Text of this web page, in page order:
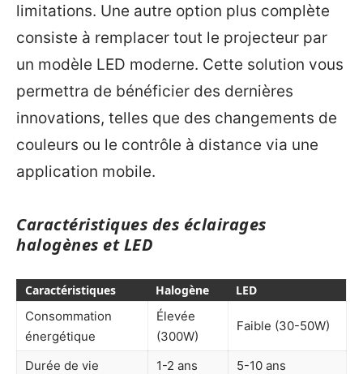
limitations. Une autre option plus complète
consiste à remplacer tout le projecteur par
un modèle LED moderne. Cette solution vous
permettra de bénéficier des dernières
innovations, telles que des changements de
couleurs ou le contrôle à distance via une
application mobile.
Caractéristiques des éclairages
halogènes et LED
Caractéristiques Halogène
LED
Consommation
énergétique
Élevée
(300W)
Faible (30-50W)
Durée de vie 1-2 ans
5-10 ans